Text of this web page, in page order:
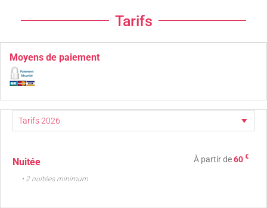
Tarifs
Moyens de paiement
Nuitée À partir de60 €
• 2 nuitées minimum